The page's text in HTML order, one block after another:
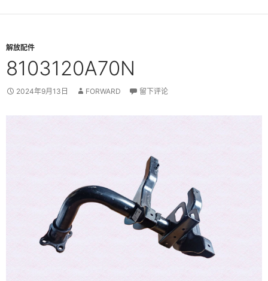
解放配件
8103120A70N
2024年9月13日 FORWARD 留下评论